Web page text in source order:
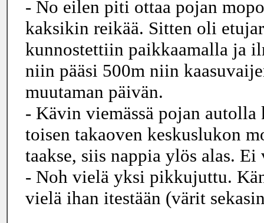
- No eilen piti ottaa pojan
kaksikin reikää. Sitten oli
kunnostettiin paikkaamalla ja
niin pääsi 500m niin
muutaman päivän.
- Kävin viemässä pojan
toisen takaoven keskuslukon
taakse, siis nappia ylös alas.
- Noh vielä yksi pikkujuttu.
vielä ihan itestään (värit